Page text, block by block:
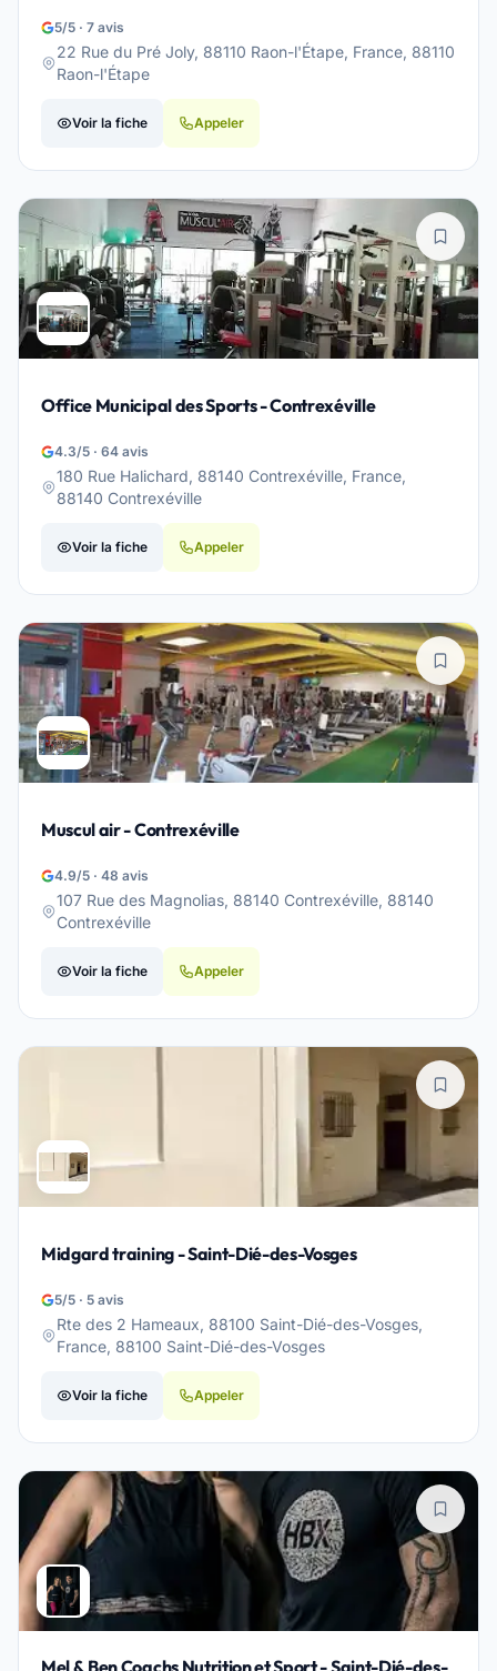
5/5 · 7 avis
22 Rue du Pré Joly, 88110 Raon-l'Étape, France, 88110
Raon-l'Étape
Voir la fiche Appeler
Office Municipal des Sports - Contrexéville
4.3/5 · 64 avis
180 Rue Halichard, 88140 Contrexéville, France,
88140 Contrexéville
Voir la fiche Appeler
Muscul air - Contrexéville
4.9/5 · 48 avis
107 Rue des Magnolias, 88140 Contrexéville, 88140
Contrexéville
Voir la fiche Appeler
Midgard training - Saint-Dié-des-Vosges
5/5 · 5 avis
Rte des 2 Hameaux, 88100 Saint-Dié-des-Vosges,
France, 88100 Saint-Dié-des-Vosges
Voir la fiche Appeler
Mel & Ben Coachs Nutrition et Sport - Saint-Dié-des-